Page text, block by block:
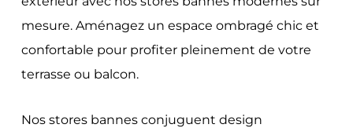
mesure. Aménagez un espace ombragé chic et
confortable pour profiter pleinement de votre
terrasse ou balcon.
Nos stores bannes conjuguent design